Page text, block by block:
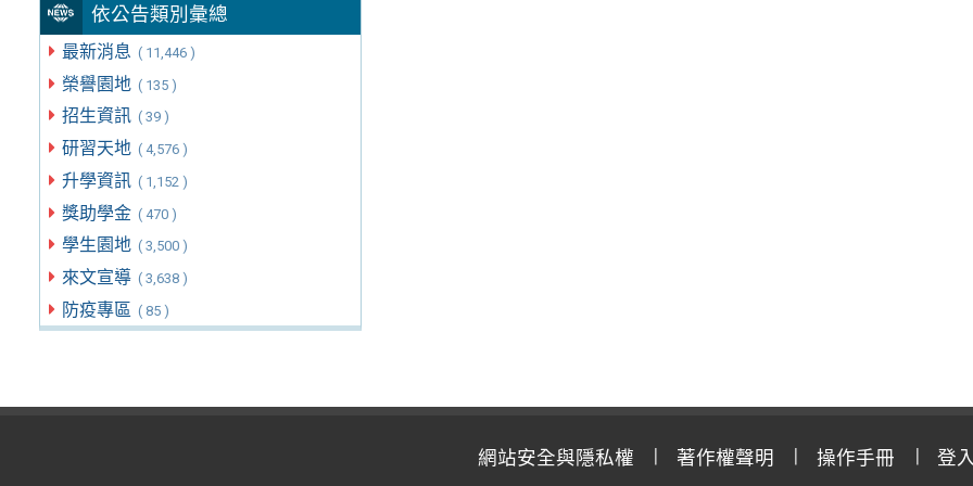
依公告類別彙總
最新消息 ( 11,446 )
榮譽園地 ( 135 )
招生資訊 ( 39 )
研習天地 ( 4,576 )
升學資訊 ( 1,152 )
獎助學金 ( 470 )
學生園地 ( 3,500 )
來文宣導 ( 3,638 )
防疫專區 ( 85 )
網站安全與隱私權 著作權聲明 操作手冊 登